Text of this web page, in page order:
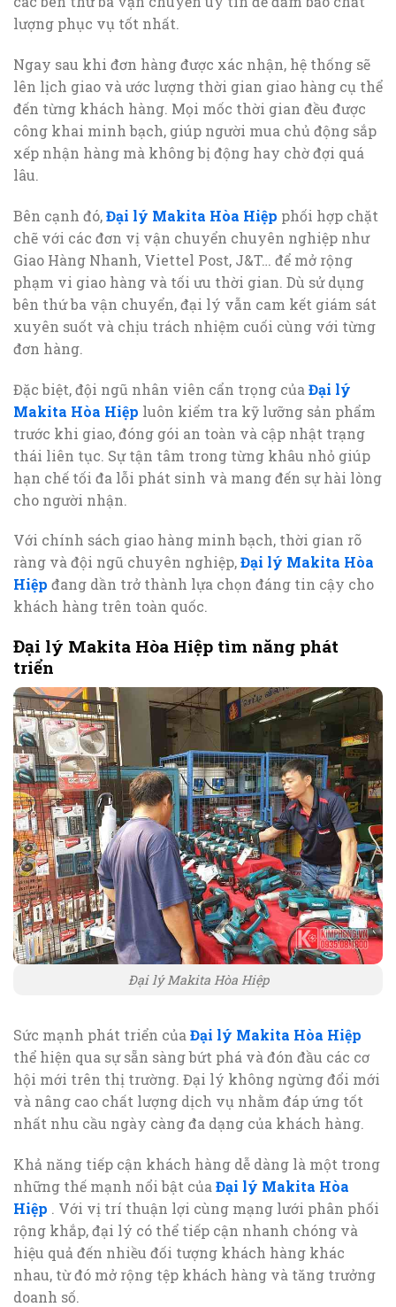
lượng phục vụ tốt nhất.
Ngay sau khi đơn hàng được xác nhận, hệ thống sẽ
lên lịch giao và ước lượng thời gian giao hàng cụ thể
đến từng khách hàng. Mọi mốc thời gian đều được
công khai minh bạch, giúp người mua chủ động sắp
xếp nhận hàng mà không bị động hay chờ đợi quá
lâu.
Bên cạnh đó,Đại lý Makita Hòa Hiệp phối hợp chặt
chẽ với các đơn vị vận chuyển chuyên nghiệp như
Giao Hàng Nhanh, Viettel Post, J&T… để mở rộng
phạm vi giao hàng và tối ưu thời gian. Dù sử dụng
bên thứ ba vận chuyển, đại lý vẫn cam kết giám sát
xuyên suốt và chịu trách nhiệm cuối cùng với từng
đơn hàng.
Đặc biệt, đội ngũ nhân viên cẩn trọng của Đại lý
Makita Hòa Hiệp luôn kiểm tra kỹ lưỡng sản phẩm
trước khi giao, đóng gói an toàn và cập nhật trạng
thái liên tục. Sự tận tâm trong từng khâu nhỏ giúp
hạn chế tối đa lỗi phát sinh và mang đến sự hài lòng
cho người nhận.
Với chính sách giao hàng minh bạch, thời gian rõ
ràng và đội ngũ chuyên nghiệp,Đại lý Makita Hòa
Hiệp đang dần trở thành lựa chọn đáng tin cậy cho
khách hàng trên toàn quốc.
Đại lý Makita Hòa Hiệp tìm năng phát
triển
Đại lý Makita Hòa Hiệp
Sức mạnh phát triển của Đại lý Makita Hòa Hiệp
thể hiện qua sự sẵn sàng bứt phá và đón đầu các cơ
hội mới trên thị trường. Đại lý không ngừng đổi mới
và nâng cao chất lượng dịch vụ nhằm đáp ứng tốt
nhất nhu cầu ngày càng đa dạng của khách hàng.
Khả năng tiếp cận khách hàng dễ dàng là một trong
những thế mạnh nổi bật của Đại lý Makita Hòa
Hiệp . Với vị trí thuận lợi cùng mạng lưới phân phối
rộng khắp, đại lý có thể tiếp cận nhanh chóng và
hiệu quả đến nhiều đối tượng khách hàng khác
nhau, từ đó mở rộng tệp khách hàng và tăng trưởng
doanh số.